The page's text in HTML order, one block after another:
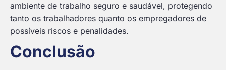
ambiente de trabalho seguro e saudável, protegendo
tanto os trabalhadores quanto os empregadores de
possíveis riscos e penalidades.
Conclusão